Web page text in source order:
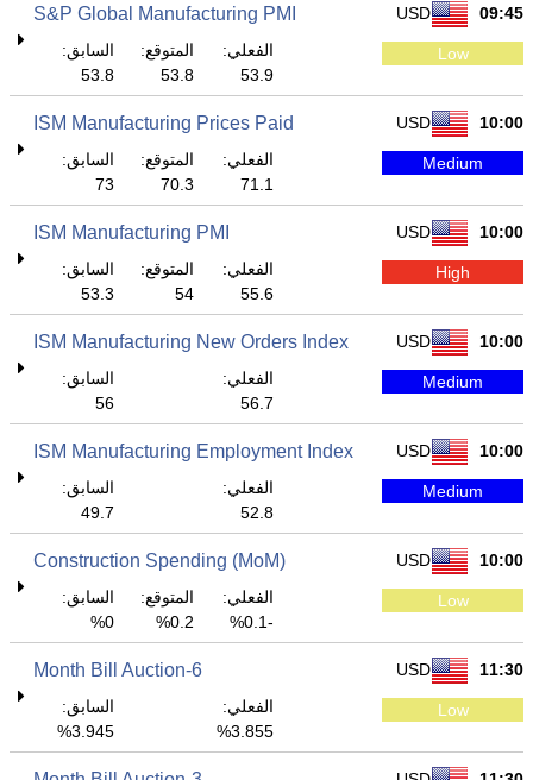
09:45
USD
S&P Global Manufacturing PMI
Low
الفعلي:
53.9
المتوقع:
53.8
السابق:
53.8
10:00
USD
ISM Manufacturing Prices Paid
Medium
الفعلي:
71.1
المتوقع:
70.3
السابق:
73
10:00
USD
ISM Manufacturing PMI
High
الفعلي:
55.6
المتوقع:
54
السابق:
53.3
10:00
USD
ISM Manufacturing New Orders Index
Medium
الفعلي:
56.7
السابق:
56
10:00
USD
ISM Manufacturing Employment Index
Medium
الفعلي:
52.8
السابق:
49.7
10:00
USD
Construction Spending (MoM)
Low
الفعلي:
-0.1%
المتوقع:
0.2%
السابق:
0%
11:30
USD
6-Month Bill Auction
Low
الفعلي:
3.855%
السابق:
3.945%